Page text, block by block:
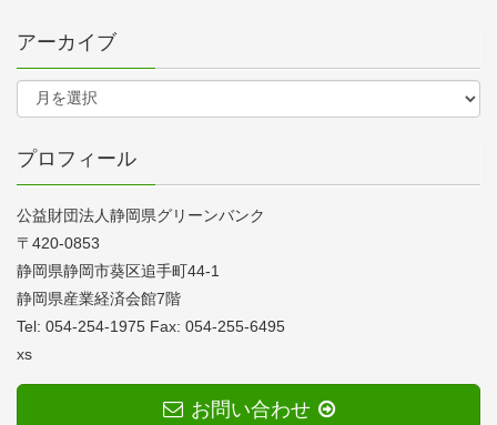
アーカイブ
プロフィール
公益財団法人静岡県グリーンバンク
〒420-0853
静岡県静岡市葵区追手町44-1
静岡県産業経済会館7階
Tel: 054-254-1975 Fax: 054-255-6495
xs
お問い合わせ